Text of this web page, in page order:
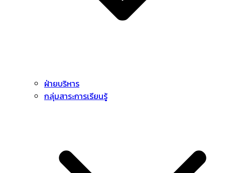
ฝ่ายบริหาร
กลุ่มสาระการเรียนรู้